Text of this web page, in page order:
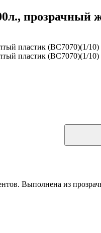
прозрачный
Выполнена из